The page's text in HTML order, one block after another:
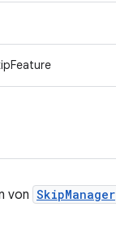
von SkipManager